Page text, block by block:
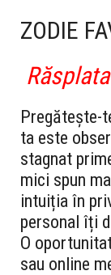
ZODIE
Pregătește-
ta este
stagnat
mici spun
intuiția în
personal îți
O
sau online